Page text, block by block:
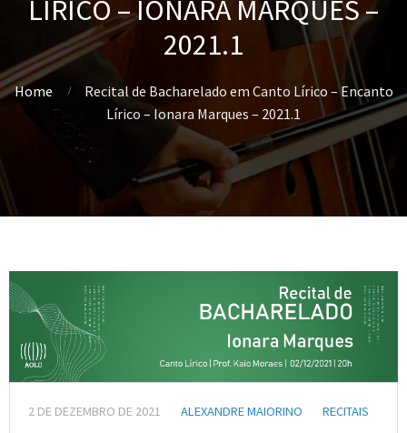
LÍRICO – IONARA MARQUES –
2021.1
Home
Recital de Bacharelado em Canto Lírico – Encanto
Lírico – Ionara Marques – 2021.1
2 DE DEZEMBRO DE 2021 ALEXANDRE MAIORINO RECITAIS